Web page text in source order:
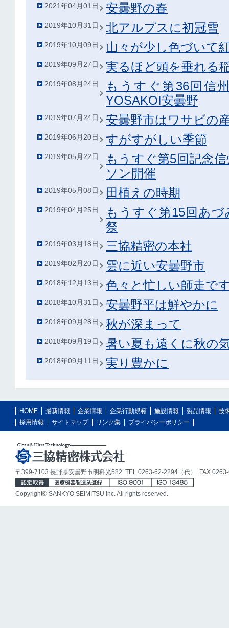
2021年04月01日 安曇野の春
2019年10月31日 北アルプスに初冠雪
2019年10月09日 山々が少し色づいて
2019年09月27日 実るほど頭を垂れる
2019年08月24日
もうすぐ第36回信
YOSAKOI安曇野
2019年07月24日 安曇野市はワサビの
2019年06月20日 すがすがしい季節
2019年05月22日
もうすぐ第5回記念
ソン開催
2019年05月08日 田植えの時期
2019年04月25日
もうすぐ第15回あ
祭
2019年03月18日 三協精密の本社
2019年02月20日 雲に近い安曇野市
2018年12月13日 色々と忙しい師走で
2018年10月31日 安曇野平は鮮やかに
2018年09月28日 秋が深まって
2018年09月19日 暑い夏も遠くに秋の
2018年09月11日 実り豊かに
HOME 最新情報 企業情報 企業行動規範 施設情報 製品情報
技
採用情報
サイトマップ リンク集 プライバシーポリシー
〒399-7103 長野県安曇野市明科光582 TEL.0263-62-2294（代）
Copyright© SANKYO SEIMITSU inc. All rights reserved.